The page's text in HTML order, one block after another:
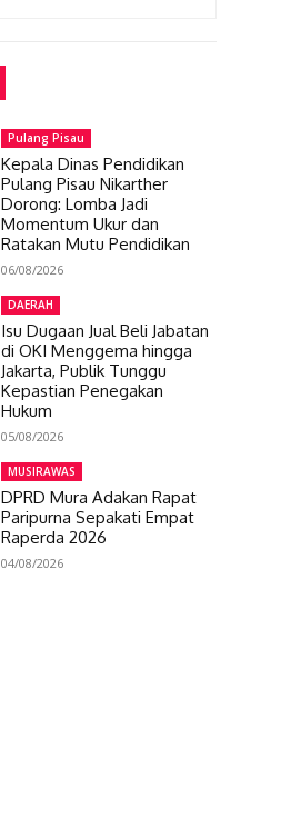
Pulang Pisau
Kepala Dinas Pendidikan
Pulang Pisau Nikarther
Dorong: Lomba Jadi
Momentum Ukur dan
Ratakan Mutu Pendidikan
06/08/2026
DAERAH
Isu Dugaan Jual Beli Jabatan
di OKI Menggema hingga
Jakarta, Publik Tunggu
Kepastian Penegakan
Hukum
05/08/2026
MUSIRAWAS
DPRD Mura Adakan Rapat
Paripurna Sepakati Empat
Raperda 2026
04/08/2026